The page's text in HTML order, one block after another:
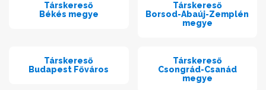
Társkereső
Békés megye
Társkereső
Borsod-Abaúj-Zemplén
megye
Társkereső
Budapest Főváros
Társkereső
Csongrád-Csanád
megye